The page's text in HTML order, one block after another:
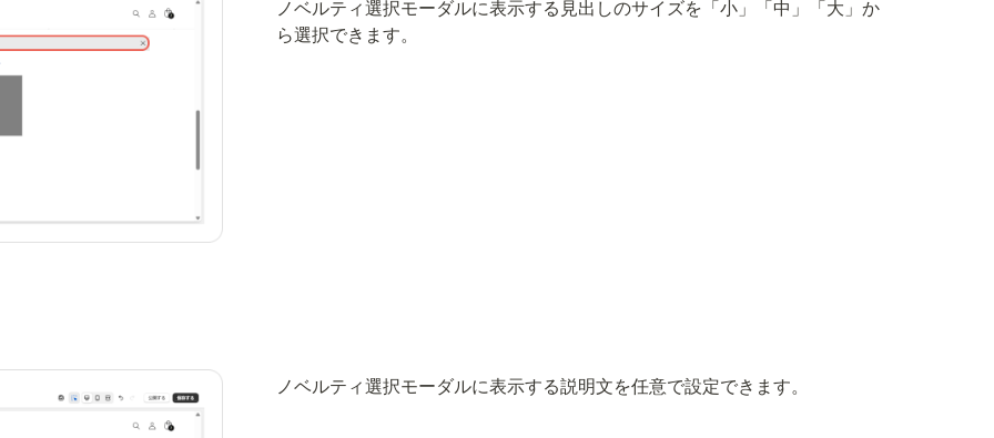
ノベルティ選択モーダルに表示する見出しのサイズを「小」「中」「大」か
ら選択できます。
ノベルティ選択モーダルに表示する説明文を任意で設定できます。